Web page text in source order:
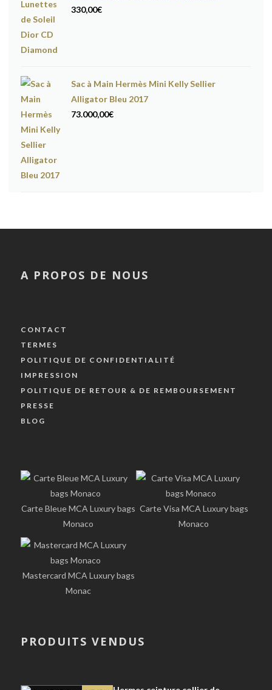
330,00€
Sac à Main Hermès Mini Kelly Sellier
Alligator Bleu 2017
73.000,00€
A PROPOS DE NOUS
CONTACT
TERMES
POLITIQUE DE CONFIDENTIALITÉ
IMPRESSION
POLITIQUE DE RETOUR & DE REMBOURSEMENT
PRESSE
BLOG
Carte Bleue MCA Luxury bags
Monaco
Carte Visa MCA Luxury bags
Monaco
Mastercard MCA Luxury bags
Monac
PRODUITS VENDUS